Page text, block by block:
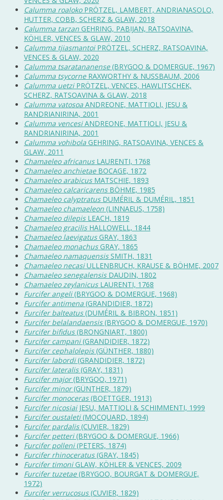
Calumma roalokoPRÖTZEL, LAMBERT, ANDRIANASOLO,
HUTTER, COBB, SCHERZ & GLAW, 2018
Calumma tarzan GEHRING, PABIJAN, RATSOAVINA,
KÖHLER, VENCES & GLAW, 2010
Calumma tjiasmantoiPRÖTZEL, SCHERZ, RATSOAVINA,
VENCES & GLAW, 2020
Calumma tsaratananense(BRYGOO & DOMERGUE, 1967)
Calumma tsycorneRAXWORTHY & NUSSBAUM, 2006
Calumma uetziPRÖTZEL, VENCES, HAWLITSCHEK,
SCHERZ, RATSOAVINA & GLAW, 2018
Calumma vatosoa ANDREONE, MATTIOLI, JESU &
RANDRIANIRINA, 2001
Calumma vencesiANDREONE, MATTIOLI, JESU &
RANDRIANIRINA, 2001
Calumma vohibola GEHRING, RATSOAVINA, VENCES &
GLAW, 2011
Chamaeleo africanusLAURENTI, 1768
Chamaeleo anchietaeBOCAGE, 1872
Chamaeleo arabicusMATSCHIE, 1893
Chamaeleo calcaricarensBÖHME, 1985
Chamaeleo calyptratusDUMÉRIL & DUMÉRIL, 1851
Chamaeleo chamaeleon (LINNAEUS, 1758)
Chamaeleo dilepisLEACH, 1819
Chamaeleo gracilisHALLOWELL, 1844
Chamaeleo laevigatusGRAY, 1863
Chamaeleo monachusGRAY, 1865
Chamaeleo namaquensisSMITH, 1831
Chamaeleo necasiULLENBRUCH, KRAUSE & BÖHME, 2007
Chamaeleo senegalensisDAUDIN, 1802
Chamaeleo zeylanicusLAURENTI, 1768
Furcifer angeli(BRYGOO & DOMERGUE, 1968)
Furcifer antimena (GRANDIDIER, 1872)
Furcifer balteatus(DUMÉRIL & BIBRON, 1851)
Furcifer belalandaensis(BRYGOO & DOMERGUE, 1970)
Furcifer bifidus(BRONGNIART, 1800)
Furcifer campani(GRANDIDIER, 1872)
Furcifer cephalolepis(GÜNTHER, 1880)
Furcifer labordi(GRANDIDIER, 1872)
Furcifer lateralis(GRAY, 1831)
Furcifer major(BRYGOO, 1971)
Furcifer minor(GÜNTHER, 1879)
Furcifer monoceras(BOETTGER, 1913)
Furcifer nicosiaiJESU, MATTIOLI & SCHIMMENTI, 1999
Furcifer oustaleti(MOCQUARD, 1894)
Furcifer pardalis(CUVIER, 1829)
Furcifer petteri(BRYGOO & DOMERGUE, 1966)
Furcifer polleni(PETERS, 1874)
Furcifer rhinoceratus(GRAY, 1845)
Furcifer timoniGLAW, KÖHLER & VENCES, 2009
Furcifer tuzetae(BRYGOO, BOURGAT & DOMERGUE,
1972)
Furcifer verrucosus(CUVIER, 1829)